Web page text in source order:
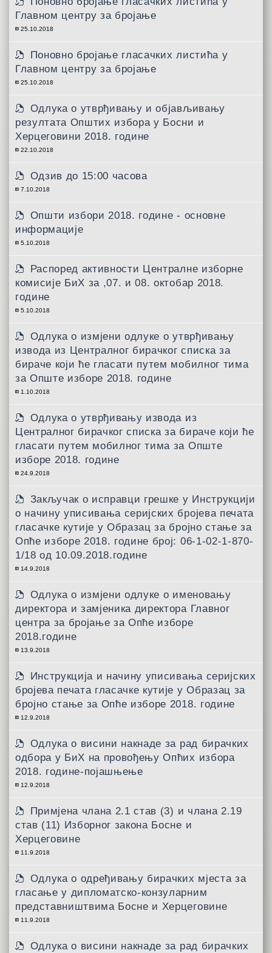
Главном центру за бројање
25.10.2018
Поновно бројање гласачких листића у
Главном центру за бројање
25.10.2018
Одлука о утврђивању и објављивању
резултата Општих избора у Босни и
Херцеговини 2018. године
22.10.2018
Одзив до 15:00 часова
7.10.2018
Општи избори 2018. године - основне
информације
5.10.2018
Распоред активности Централне изборне
комисије БиХ за ,07. и 08. октобар 2018.
године
5.10.2018
Одлука о измјени одлуке о утврђивању
извода из Централног бирачког списка за
бираче који ће гласати путем мобилног тима
за Опште изборе 2018. године
1.10.2018
Одлука о утврђивању извода из
Централног бирачког списка за бираче који ће
гласати путем мобилног тима за Опште
изборе 2018. године
24.9.2018
Закључак о исправци грешке у Инструкцији
о начину уписивања серијских бројева печата
гласачке кутије у Образац за бројно стање за
Опће изборе 2018. године број: 06-1-02-1-870-
1/18 од 10.09.2018.године
14.9.2018
Одлука о измјени одлуке о именовању
директора и замјеника директора Главног
центра за бројање за Опће изборе
2018.године
13.9.2018
Инструкција и начину уписивања серијских
бројева печата гласачке кутије у Образац за
бројно стање за Опће изборе 2018. године
12.9.2018
Одлука о висини накнаде за рад бирачких
одбора у БиХ на провођењу Опћих избора
2018. године-појашњење
12.9.2018
Примјена члана 2.1 став (3) и члана 2.19
став (11) Изборног закона Босне и
Херцеговине
11.9.2018
Одлука о одређивању бирачких мјеста за
гласање у дипломатско-конзуларним
представништвима Босне и Херцеговине
11.9.2018
Одлука о висини накнаде за рад бирачких